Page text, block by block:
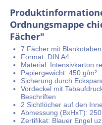
Ordnungsmappe
Fächer"
7 Fächer mit Blankotaben
Format: DIN A4
Material: Intensivkarton
Papiergewicht: 450 g/m²
Sicherung durch
Vordeckel mit
Beschriften
2 Sichtlöcher auf den
Abmessung (BxHxT):
Zertifikat: Blauer Engel